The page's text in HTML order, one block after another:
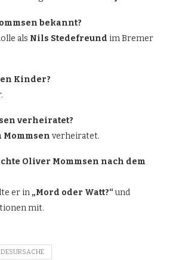
bekannt?
als Nils Stedefreund im Bremer
Kinder?
verheiratet?
Mommsen verheiratet.
Oliver Mommsen nach dem
er in „Mord oder Watt?“und
mit.